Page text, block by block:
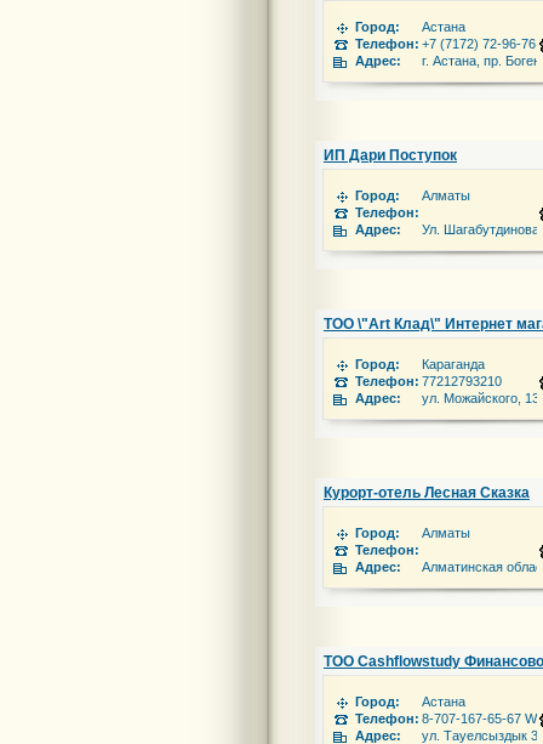
Город:
Астана
Телефон: +7 (7172) 72-96-76
Адрес:
г. Астана, пр.
ИП Дари Поступок
Город:
Алматы
Телефон:
Адрес:
Ул.
ТОО \"Art Клад\" Интернет
Город:
Караганда
Телефон: 77212793210
Адрес:
ул. Можайского,
Курорт-отель Лесная Сказка
Город:
Алматы
Телефон:
Адрес:
Алматинская
ТОО Cashflowstudy
Город:
Астана
Телефон: 8-707-167-65-67
Адрес:
ул. Тауелсыздык